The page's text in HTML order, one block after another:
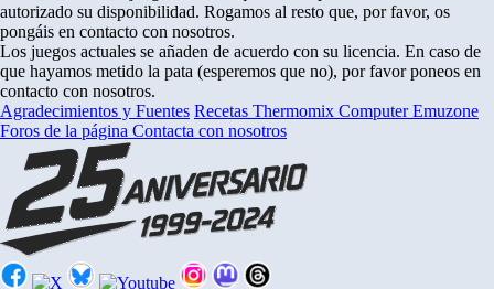
autorizado su disponibilidad. Rogamos al resto que, por favor, os
pongáis en contacto con nosotros.
Los juegos actuales se añaden de acuerdo con su licencia. En caso de
que hayamos metido la pata (esperemos que no), por favor poneos en
contacto con nosotros.
Agradecimientos y Fuentes Recetas Thermomix Computer Emuzone
Foros de la página Contacta con nosotros